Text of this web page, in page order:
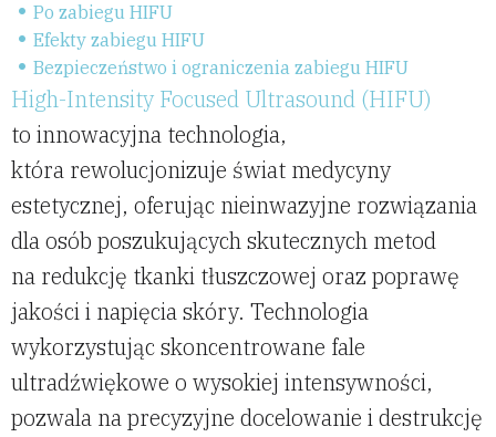
Po zabiegu HIFU
Efekty zabiegu HIFU
Bezpieczeństwo i ograniczenia zabiegu HIFU
High-Intensity Focused Ultrasound (HIFU)
to innowacyjna technologia,
która rewolucjonizuje świat medycyny
estetycznej, oferując nieinwazyjne rozwiązania
dla osób poszukujących skutecznych metod
na redukcję tkanki tłuszczowej oraz poprawę
jakości i napięcia skóry. Technologia
wykorzystując skoncentrowane fale
ultradźwiękowe o wysokiej intensywności,
pozwala na precyzyjne docelowanie i destrukcję